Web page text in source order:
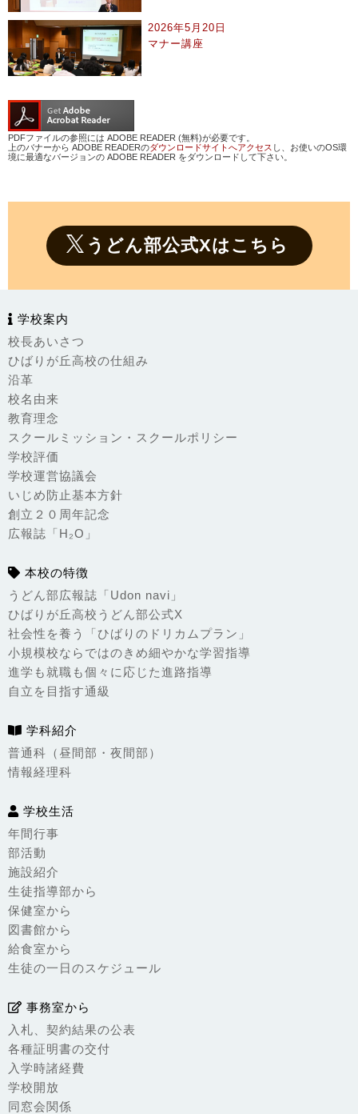
2026年5月20日
マナー講座
PDFファイルの参照には ADOBE READER (無料)が必要です。
上のバナーから ADOBE READERのダウンロードサイトへアクセス し、お使いのOS環
境に最適なバージョンの ADOBE READER をダウンロードして下さい。
うどん部公式Xはこちら
学校案内
校長あいさつ
ひばりが丘高校の仕組み
沿革
校名由来
教育理念
スクールミッション・スクールポリシー
学校評価
学校運営協議会
いじめ防止基本方針
創立２０周年記念
広報誌「H₂O」
本校の特徴
うどん部広報誌「Udon navi」
ひばりが丘高校うどん部公式X
社会性を養う「ひばりのドリカムプラン」
小規模校ならではのきめ細やかな学習指導
進学も就職も個々に応じた進路指導
自立を目指す通級
学科紹介
普通科（昼間部・夜間部）
情報経理科
学校生活
年間行事
部活動
施設紹介
生徒指導部から
保健室から
図書館から
給食室から
生徒の一日のスケジュール
事務室から
入札、契約結果の公表
各種証明書の交付
入学時諸経費
学校開放
同窓会関係